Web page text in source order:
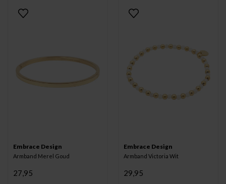
Embrace Design
Armband Merel Goud
27,95
Embrace Design
Armband Victoria Wit
29,95